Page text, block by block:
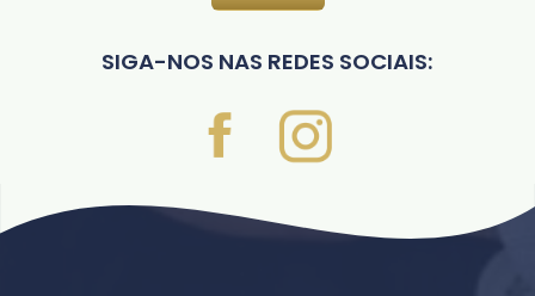
SIGA-NOS NAS REDES SOCIAIS: